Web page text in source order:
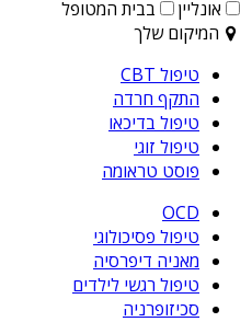
אונליין
בבית המטופל
המיקום שלך
טיפול CBT
התקף חרדה
טיפול בדיכאו
טיפול זוגי
פוסט טראומה
OCD
טיפול פסיכולוגי
מאניה דיפרסיה
טיפול רגשי לילדים
סכיזופרניה